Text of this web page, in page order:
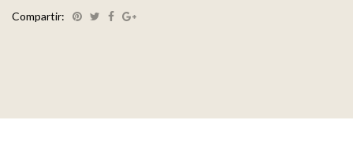
Compartir: